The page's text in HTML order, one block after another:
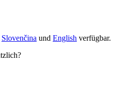
Slovenčina und English verfügbar.